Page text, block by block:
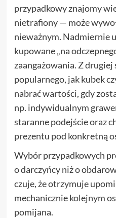
przypadkowy znajomy
nietrafiony — może
nieważnym. Nadmiernie
kupowane „na
zaangażowania. Z
popularnego, jak kubek
nabrać wartości, gdy
np. indywidualnym
staranne podejście oraz
prezentu pod konkretną
Wybór przypadkowych
o darczyńcy niż o
czuje, że otrzymuje
mechanicznie kolejnym
pomijana.